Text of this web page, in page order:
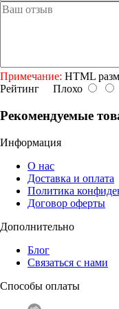
Примечание: HTML
Рейтинг Плохо
Рекомендуемые
Информация
О нас
Доставка и оплата
Политика
Договор оферты
Дополнительно
Блог
Связаться с нами
Способы оплаты